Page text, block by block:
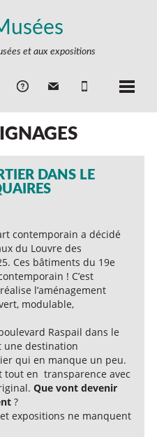
et aux expositions
DANS LE
contemporain a décidé
du Louvre des
Ces bâtiments du 19e
! C’est
l’aménagement
modulable,
Raspail dans le
une destination
qui en manque un peu.
tout en transparence avec
Que vont devenir
?
expositions ne manquent